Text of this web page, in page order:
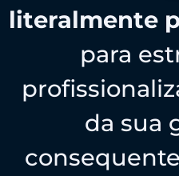
literalmente
para
da sua